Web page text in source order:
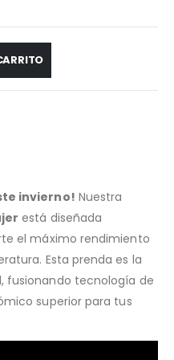
invierno! Nuestra
está diseñada
el máximo rendimiento
Esta prenda es la
fusionando tecnología de
superior para tus